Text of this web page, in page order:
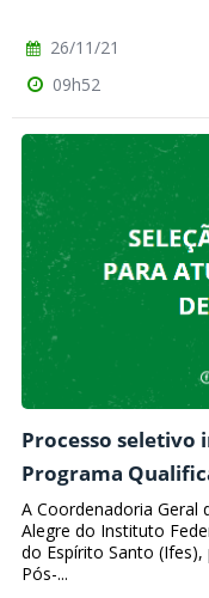
26/11/21
09h52
Processo seletivo
Programa
A Coordenadoria Geral
Alegre do Instituto
do Espírito Santo
Pós-...